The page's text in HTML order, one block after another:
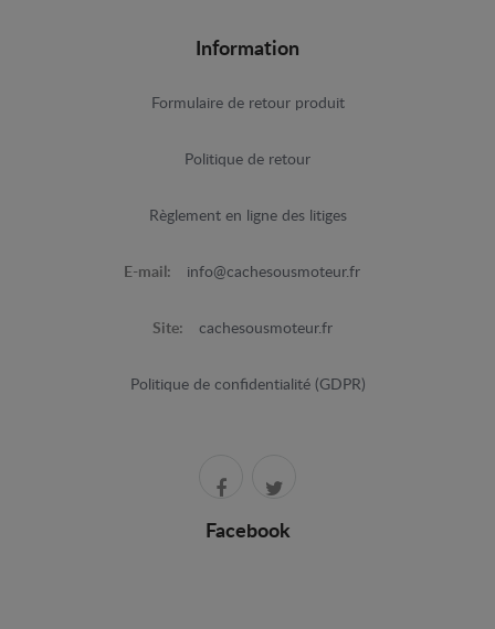
Information
Formulaire de retour produit
Politique de retour
Règlement en ligne des litiges
E-mail: info@cachesousmoteur.fr
Site: cachesousmoteur.fr
Politique de confidentialité (GDPR)
Facebook